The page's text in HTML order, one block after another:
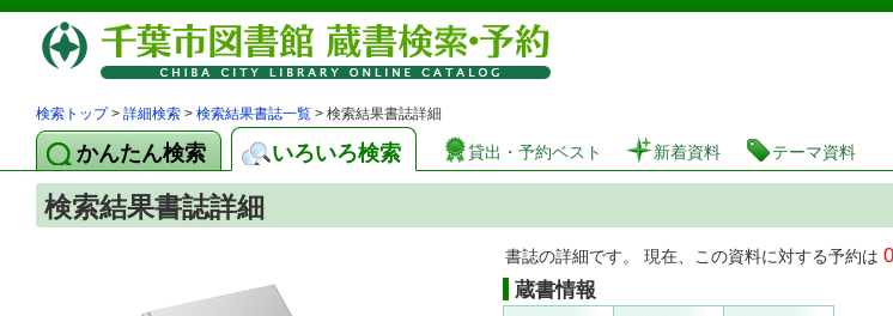
図書館 蔵書検索・予約システム
検索トップ> 詳細検索 > 検索結果書誌一覧 > 検索結果書誌詳細
かんたん検索 いろいろ検索 貸出・予約ベスト 新着資料 テーマ資料
検索結果書誌詳細
書誌の詳細です。 現在、この資料に対する予約は 0
蔵書情報